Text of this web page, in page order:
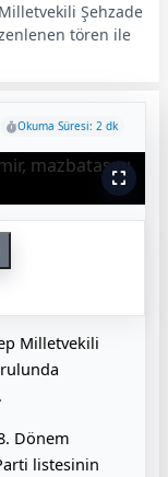
Şehzade
tören ile
Okuma Süresi: 2 dk
Milletvekili
Dönem
listesinin